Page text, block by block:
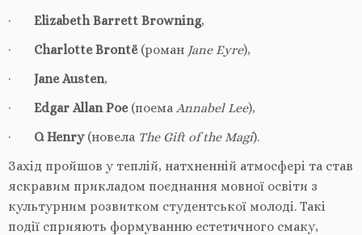
· Elizabeth Barrett Browning,
· Charlotte Brontë(роман Jane Eyre),
· Jane Austen,
· Edgar Allan Poe(поема Annabel Lee),
· O. Henry(новела The Gift of the Magi).
Захід пройшов у теплій, натхненній атмосфері та став
яскравим прикладом поєднання мовної освіти з
культурним розвитком студентської молоді. Такі
події сприяють формуванню естетичного смаку,